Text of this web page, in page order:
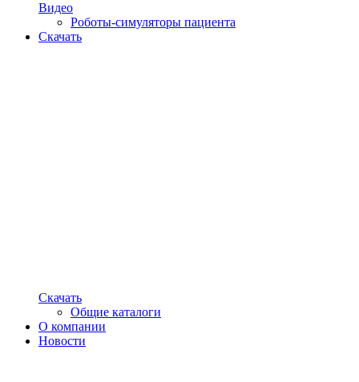
Видео
Роботы-симуляторы пациента
Скачать
Скачать
Общие каталоги
О компании
Новости